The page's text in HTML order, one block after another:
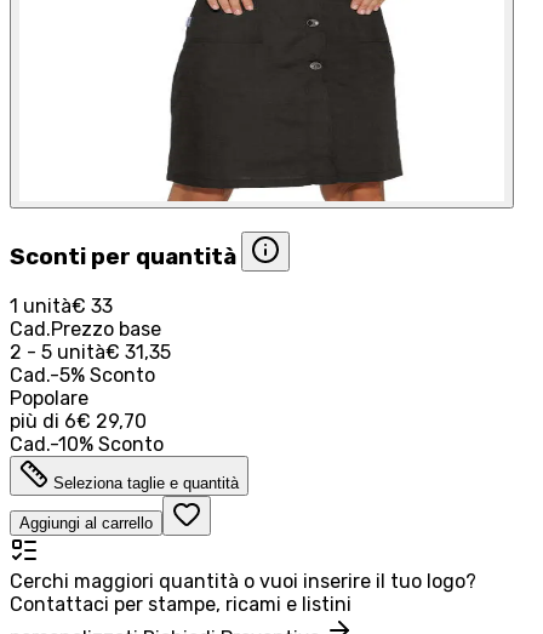
Sconti per quantità
1 unità€ 33
Cad.Prezzo base
2 - 5 unità€ 31,35
Cad.-5% Sconto
Popolare
più di 6€ 29,70
Cad.-10% Sconto
Seleziona taglie e quantità
Aggiungi al carrello
Cerchi maggiori quantità o vuoi inserire il tuo logo?
Contattaci per stampe, ricami e listini